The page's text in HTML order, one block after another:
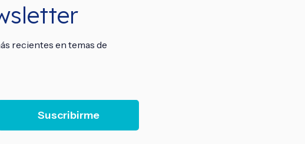
recientes en temas de